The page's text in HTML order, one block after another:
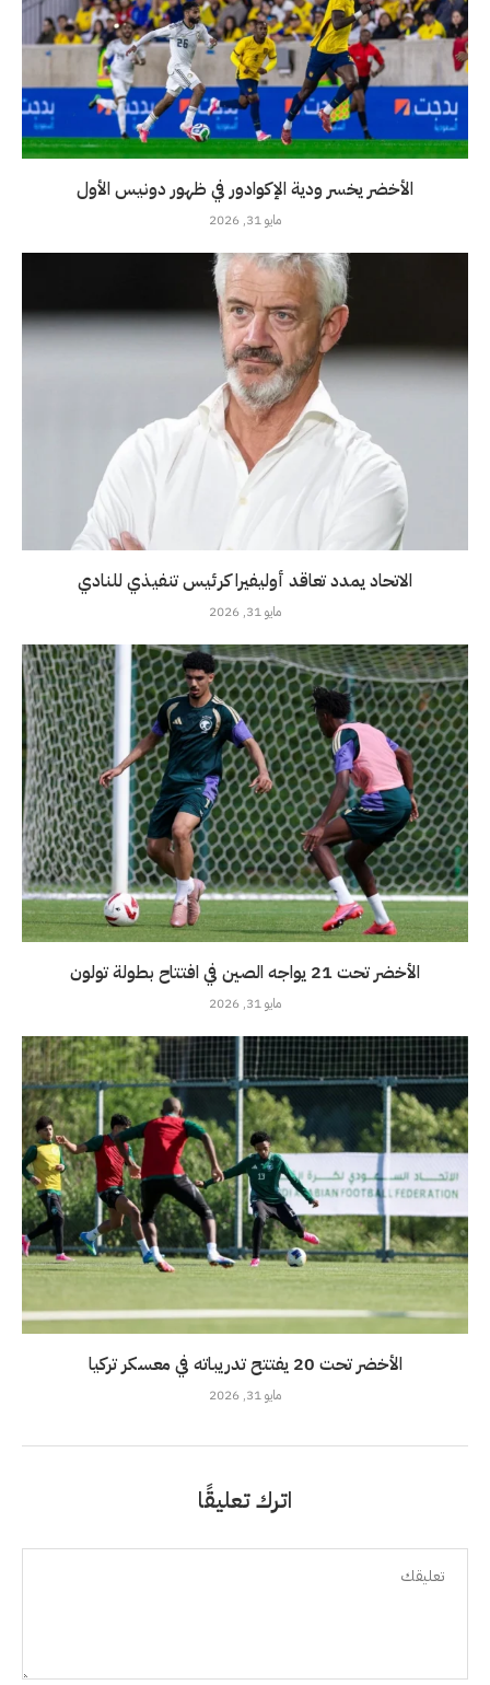
الأخضر يخسر ودية الإكوادور في ظهور دونيس الأول
مايو 31, 2026
الاتحاد يمدد تعاقد أوليفيرا كرئيس تنفيذي للنادي
مايو 31, 2026
الأخضر تحت 21 يواجه الصين في افتتاح بطولة تولون
مايو 31, 2026
الأخضر تحت 20 يفتتح تدريباته في معسكر تركيا
مايو 31, 2026
اترك تعليقًا